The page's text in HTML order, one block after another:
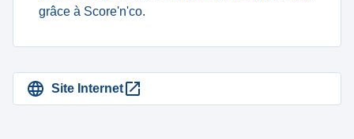
grâce à Score'n'co.
Site Internet